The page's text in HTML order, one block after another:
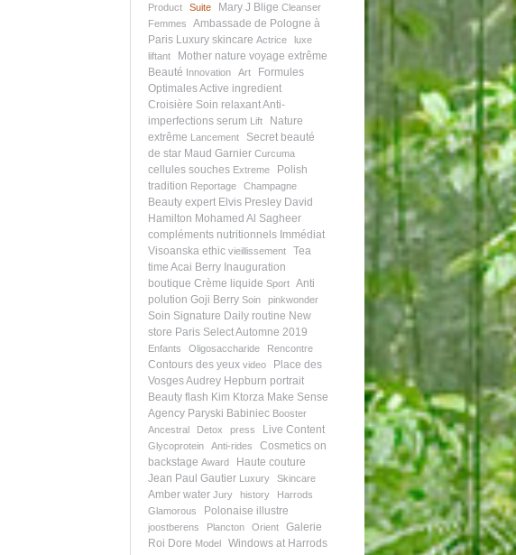
Product Suite Mary J Blige Cleanser
Femmes
Ambassade de Pologne à
Paris Luxury skincare Actrice
luxe
liftant
Mother nature voyage extrême
Beauté Innovation Art
Formules
OptimalesActive ingredient
Croisière Soin relaxantAnti-
imperfections serum Lift
Nature
extrême Lancement
Secret beauté
de star Maud Garnier Curcuma
cellules souches Extreme
Polish
tradition Reportage Champagne
Beauty expert Elvis Presley David
Hamilton Mohamed Al Sagheer
compléments nutritionnels Immédiat
Visoanska ethic vieillissement
Tea
time Acai Berry Inauguration
boutique Crème liquide Sport Anti
polution Goji Berry Soin pinkwonder
Soin Signature Daily routine New
store Paris Select Automne 2019
Enfants Oligosaccharide Rencontre
Contours des yeux video
Place des
VosgesAudrey Hepburn portrait
Beauty flash Kim Ktorza Make Sense
Agency Paryski Babiniec Booster
Ancestral
Detox press Live Content
Glycoprotein Anti-rides
Cosmetics on
backstage Award
Haute couture
Jean Paul Gautier Luxury Skincare
Amber water Jury history
Harrods
Glamorous
Polonaise illustre
joostberens Plancton Orient
Galerie
Roi Dore Model Windows at Harrods